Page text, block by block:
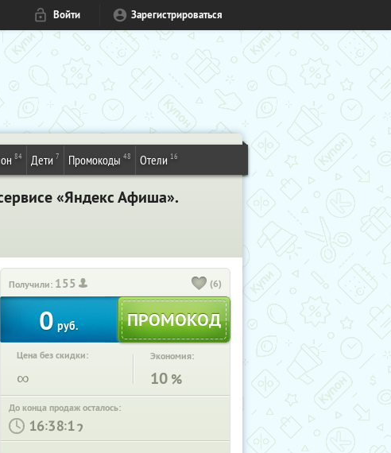
Войти Зарегистрироваться
84 Дети 7 Промокоды 48 Отели 16
«Яндекс Афиша».
Получили: 155 (6)
0 руб.
Цена без скидки:
∞
Экономия:
10 %
До конца продаж осталось:
: :